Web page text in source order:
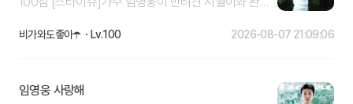
의 데뷔 10주년 당일인 8일 오전 서울 논현동 HLL 사옥
외벽에 대형 현수막으로 설치된다.이번 기획은 커버에
그치지 않는다. 커버 3종과 함께 총 28페이지에 달하는
담았다. 인터뷰에서는 지난 10년을 바라보는 그의 생각
"시월이 발사"라는 글과 사진을 게재했다.공개된 사진
시월이와 장난스러운 임영웅의 모습이 눈길을 끈다. 닮
비가와도좋아☂️ 100 2026-08-07 21:09:06
임영웅 사랑해